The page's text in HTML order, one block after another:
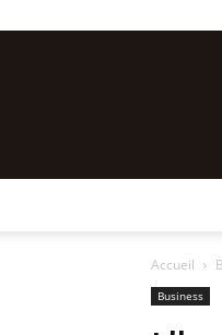
Accueil
Business